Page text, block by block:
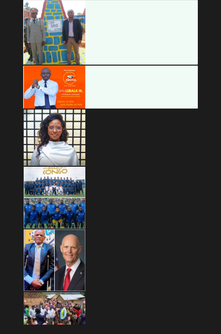
Copyright © 2026 Mashariki RDC | Fièrement Congolais